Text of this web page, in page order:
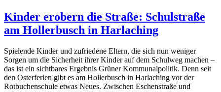
Kinder erobern die Straße: Schulstraße
am Hollerbusch in Harlaching
Spielende Kinder und zufriedene Eltern, die sich nun weniger
Sorgen um die Sicherheit ihrer Kinder auf dem Schulweg machen –
das ist ein sichtbares Ergebnis Grüner Kommunalpolitik. Denn seit
den Osterferien gibt es am Hollerbusch in Harlaching vor der
Rotbuchenschule etwas Neues. Zwischen Eschenstraße und